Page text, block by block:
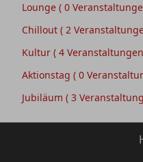
Lounge ( 0
Chillout ( 2
Kultur ( 4
Aktionstag ( 0
Jubiläum ( 3